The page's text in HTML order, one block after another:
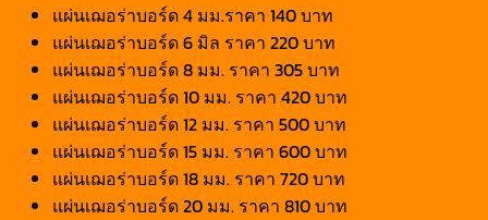
แผ่นเฌอร่าบอร์ด 4 มม.ราคา 140 บาท
แผ่นเฌอร่าบอร์ด 6 มิล ราคา 220 บาท
แผ่นเฌอร่าบอร์ด 8 มม. ราคา 305 บาท
แผ่นเฌอร่าบอร์ด 10 มม. ราคา 420 บาท
แผ่นเฌอร่าบอร์ด 12 มม. ราคา 500 บาท
แผ่นเฌอร่าบอร์ด 15 มม. ราคา 600 บาท
แผ่นเฌอร่าบอร์ด 18 มม. ราคา 720 บาท
แผ่นเฌอร่าบอร์ด 20 มม. ราคา 810 บาท